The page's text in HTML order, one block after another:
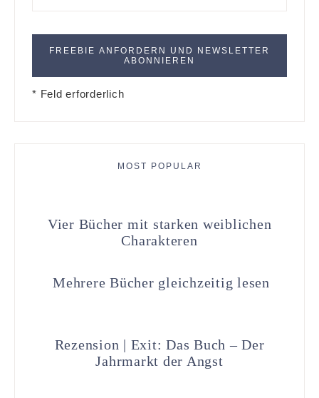
* Feld erforderlich
MOST POPULAR
Vier Bücher mit starken weiblichen
Charakteren
Mehrere Bücher gleichzeitig lesen
Rezension | Exit: Das Buch – Der
Jahrmarkt der Angst